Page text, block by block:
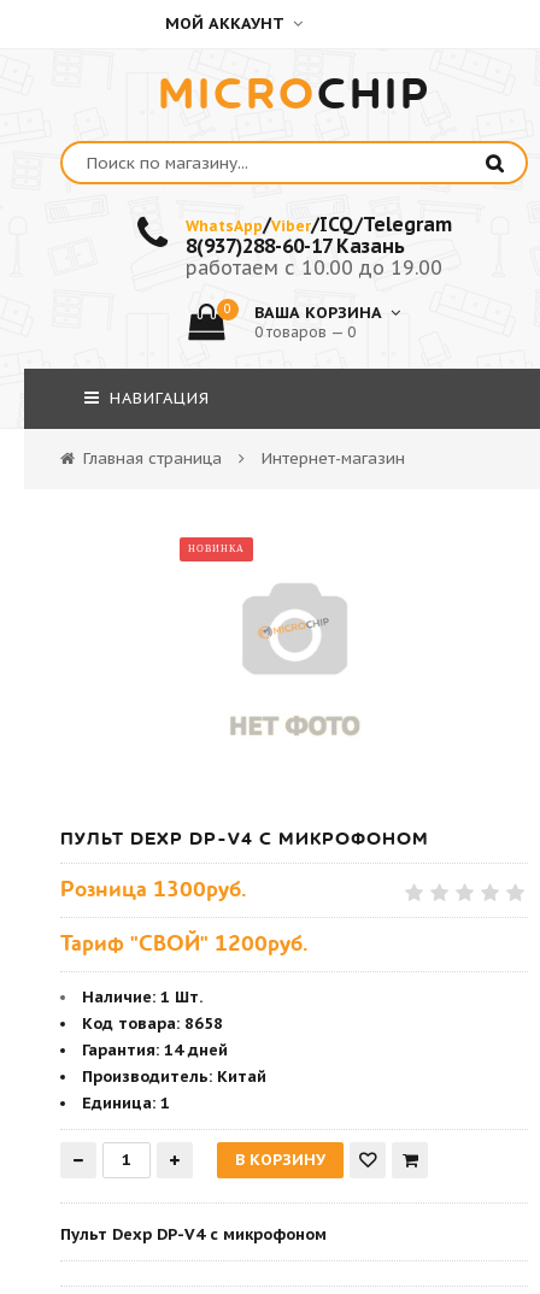
МОЙ АККАУНТ
MICROCHIP
WhatsApp/Viber/ICQ/Telegram
8(937)288-60-17 Казань
работаем с 10.00 до 19.00
0 ВАША КОРЗИНА
0 товаров — 0
НАВИГАЦИЯ
Главная страница Интернет-магазин
НОВИНКА
ПУЛЬТ DEXP DP-V4 С МИКРОФОНОМ
Розница 1300руб.
Тариф "СВОЙ" 1200руб.
Наличие: 1 Шт.
Код товара: 8658
Гарантия: 14 дней
Производитель: Китай
Единица: 1
Пульт Dexp DP-V4 с микрофоном